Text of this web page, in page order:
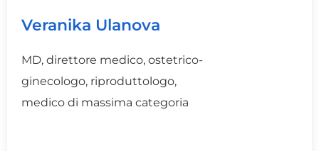
Veranika Ulanova
MD, direttore medico, ostetrico-
ginecologo, riproduttologo,
medico di massima categoria